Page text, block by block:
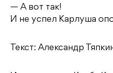
— А вот так!
И не успел Карлуша
Текст: Александр